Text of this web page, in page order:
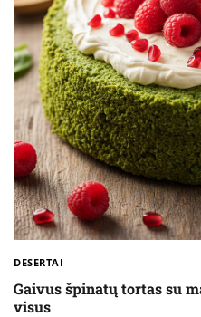
DESERTAI
Gaivus špinatų tortas su
visus